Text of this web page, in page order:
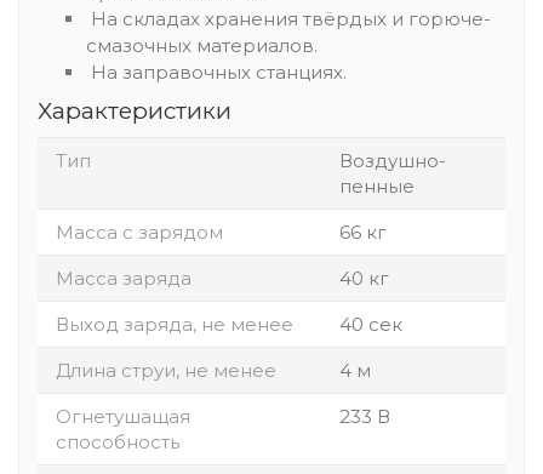
На складах хранения твёрдых и горюче-
смазочных материалов.
На заправочных станциях.
Характеристики
Тип
Воздушно-
пенные
Масса с зарядом
66 кг
Масса заряда
40 кг
Выход заряда, не менее
40 сек
Длина струи, не менее
4 м
Огнетушащая
способность
233 В